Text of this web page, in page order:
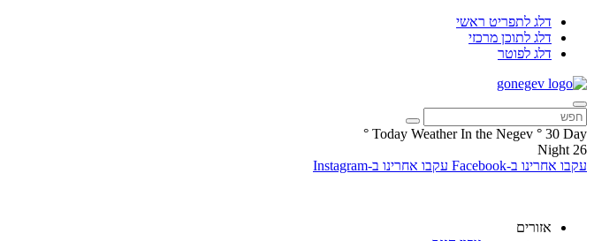
דלג לתפריט ראשי
דלג לתוכן מרכזי
דלג לפוטר
Today Weather In the Negev ° 30 Day
°
26
Night
עקבו אחרינו ב-Facebook
עקבו אחרינו ב-Instagram
אזורים